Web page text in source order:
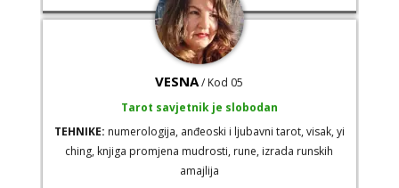
VESNA / Kod 05
Tarot savjetnik je slobodan
TEHNIKE:
numerologija, anđeoski i ljubavni tarot, visak, yi
ching, knjiga promjena mudrosti, rune, izrada runskih
amajlija